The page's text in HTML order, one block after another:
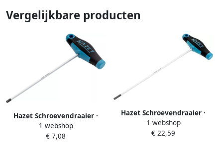
Vergelijkbare producten
Hazet Schroevendraaier ·
met T-greep 828-2.5 · Binnen-
zeskant-profiel · SW 2 5 mm
1 webshop
€ 7,08
Hazet Schroevendraaier ·
met T-greep 828LG-T20 ·
Binnen-TORX -profiel · SW T20
1 webshop
€ 22,59